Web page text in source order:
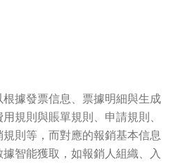
據發票信息、票據明細與生成
規則與賬單規則、申請規則、
則等，而對應的報銷基本信息
智能獲取，如報銷人組織、入